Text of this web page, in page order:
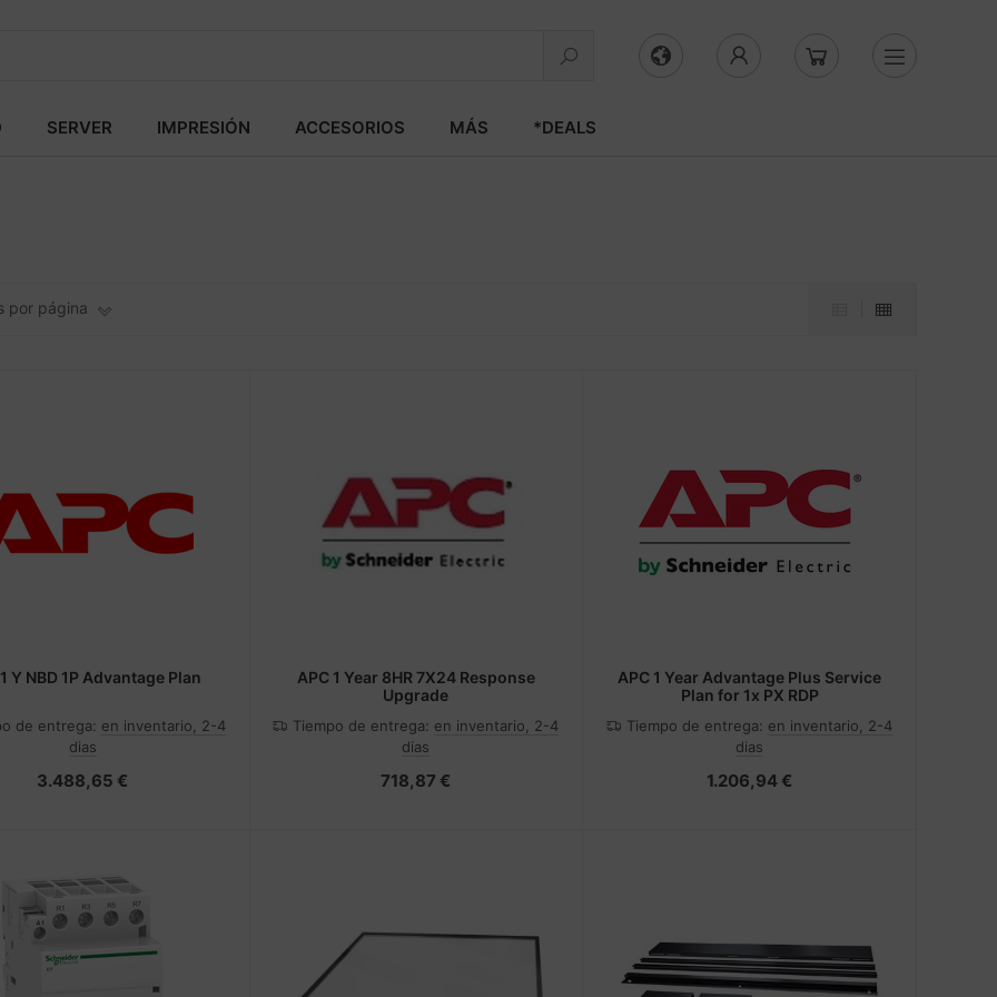
SERVER IMPRESIÓN ACCESORIOS MÁS *DEALS
por página
Y NBD 1P Advantage Plan
de entrega: en inventario, 2-4
dias
3.488,65 €
APC 1 Year 8HR 7X24 Response
Upgrade
Tiempo de entrega: en inventario, 2-4
dias
718,87 €
APC 1 Year Advantage Plus Service
Plan for 1x PX RDP
Tiempo de entrega: en inventario, 2-4
dias
1.206,94 €